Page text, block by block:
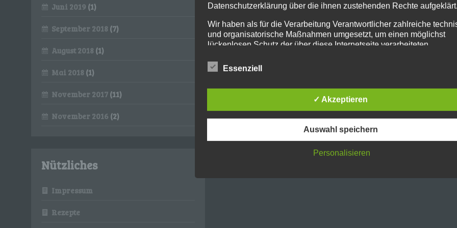
Posted in Allgemein Taggedmetlife,new york,
Juni 2019 (1)
September 2018 (7)
August 2018 (1)
Mai 2018 (1)
November 2017 (11)
November 2016 (2)
Nützliches
Impressum
Rezepte
Datenschutzerklärung über die ihnen zustehenden Rechte aufgeklärt.
Wir haben als für die Verarbeitung Verantwortlicher zahlreiche
und organisatorische Maßnahmen umgesetzt, um einen möglichst
lückenlosen Schutz der über diese Internetseite verarbeiteten
Internetbasierte Datenübertragungen grundsätzlich Sicherheitslücken
aufweisen, sodass ein absoluter Schutz nicht gewährleistet werden
personenbezogene Daten auch auf alternativen Wegen,
telefonisch, an uns zu übermitteln.
Begriffsbestimmungen
Die Datenschutzerklärung beruht auf den Begrifflichkeiten, die durch den
Europäischen Richtlinien- und Verordnungsgeber beim Erlass der
Essenziell
✓ Akzeptieren
Auswahl speichern
Personalisieren